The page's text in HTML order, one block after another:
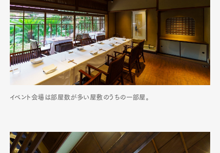
イベント会場は部屋数が多い屋敷のうちの一部屋。